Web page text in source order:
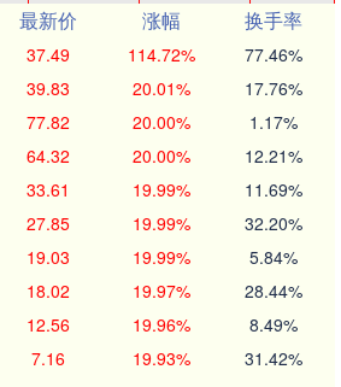
最新价 涨幅
换手率
37.49 114.72% 77.46%
39.83 20.01% 17.76%
77.82 20.00% 1.17%
64.32 20.00% 12.21%
33.61 19.99% 11.69%
27.85 19.99% 32.20%
19.03 19.99% 5.84%
18.02 19.97% 28.44%
12.56 19.96% 8.49%
7.16 19.93% 31.42%